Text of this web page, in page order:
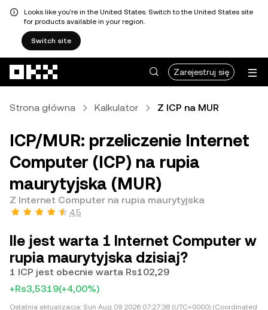
Looks like you're in the United States. Switch to the United States site
for products available in your region.
Switch site
Zarejestruj się
Strona główna Kalkulator Z ICP na MUR
ICP/MUR: przeliczenie Internet
Computer (ICP) na rupia
maurytyjska (MUR)
Z Internet Computer na rupia maurytyjska
4,5
Ile jest warta 1 Internet Computer w
rupia maurytyjska dzisiaj?
1 ICP jest obecnie warta Rs102,29
+Rs3,5319(+4,00%)
Ostatnia aktualizacja: Sun Aug 09 2026 07:27:38 (UTC+0000) (Coordinated